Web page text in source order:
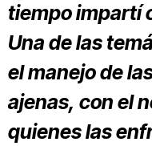
tiempo impartí
Una de las
el manejo de
ajenas, con el
quienes las